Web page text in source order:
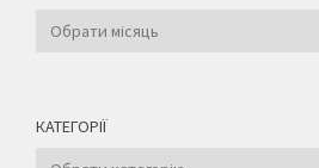
Архіви
КАТЕГОРІЇ
Категорії